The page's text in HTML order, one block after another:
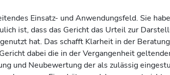
Einsatz- und Anwendungsfeld. Sie
ist, dass das Gericht das Urteil zur
hat. Das schafft Klarheit in der
dabei die in der Vergangenheit
und Neubewertung der als zulässig